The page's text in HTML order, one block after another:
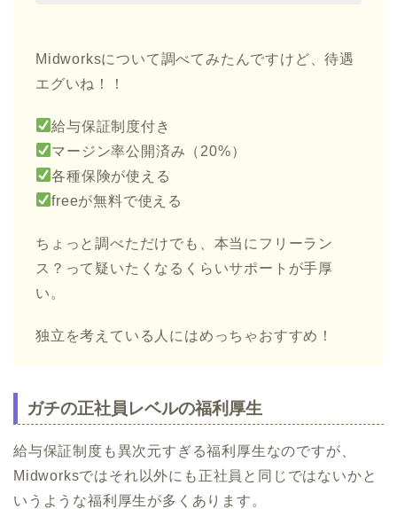
Midworksについて調べてみたんですけど、待遇
エグいね！！
給与保証制度付き
マージン率公開済み（20%）
各種保険が使える
freeが無料で使える
ちょっと調べただけでも、本当にフリーラン
ス？って疑いたくなるくらいサポートが手厚
い。
独立を考えている人にはめっちゃおすすめ！
ガチの正社員レベルの福利厚生
給与保証制度も異次元すぎる福利厚生なのですが、
Midworksではそれ以外にも正社員と同じではないかと
いうような福利厚生が多くあります。